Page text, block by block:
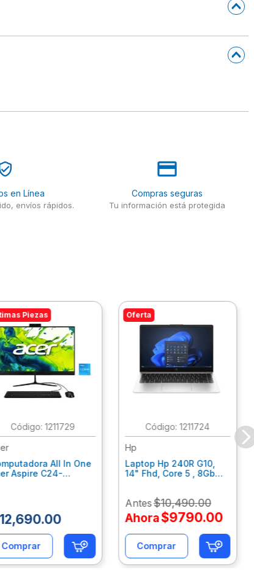
en Línea
envíos rápidos.
Compras seguras
Tu información está protegida
Piezas
: 1211729
All In One
Aspire C24-
12,690.00
Comprar
Oferta
:1211724
Hp
Laptop Hp 240R G10,
14" Fhd, Core 5 , 8Gb
Antes$10,490.00
Ahora$9790.00
Comprar